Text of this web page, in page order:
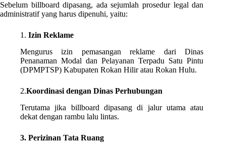
Sebelum billboard dipasang, ada sejumlah prosedur legal dan
administratif yang harus dipenuhi, yaitu:
1. Izin Reklame
Mengurus izin pemasangan reklame dari Dinas
Penanaman Modal dan Pelayanan Terpadu Satu Pintu
(DPMPTSP) Kabupaten Rokan Hilir atau Rokan Hulu.
2.Koordinasi dengan Dinas Perhubungan
Terutama jika billboard dipasang di jalur utama atau
dekat dengan rambu lalu lintas.
3. Perizinan Tata Ruang